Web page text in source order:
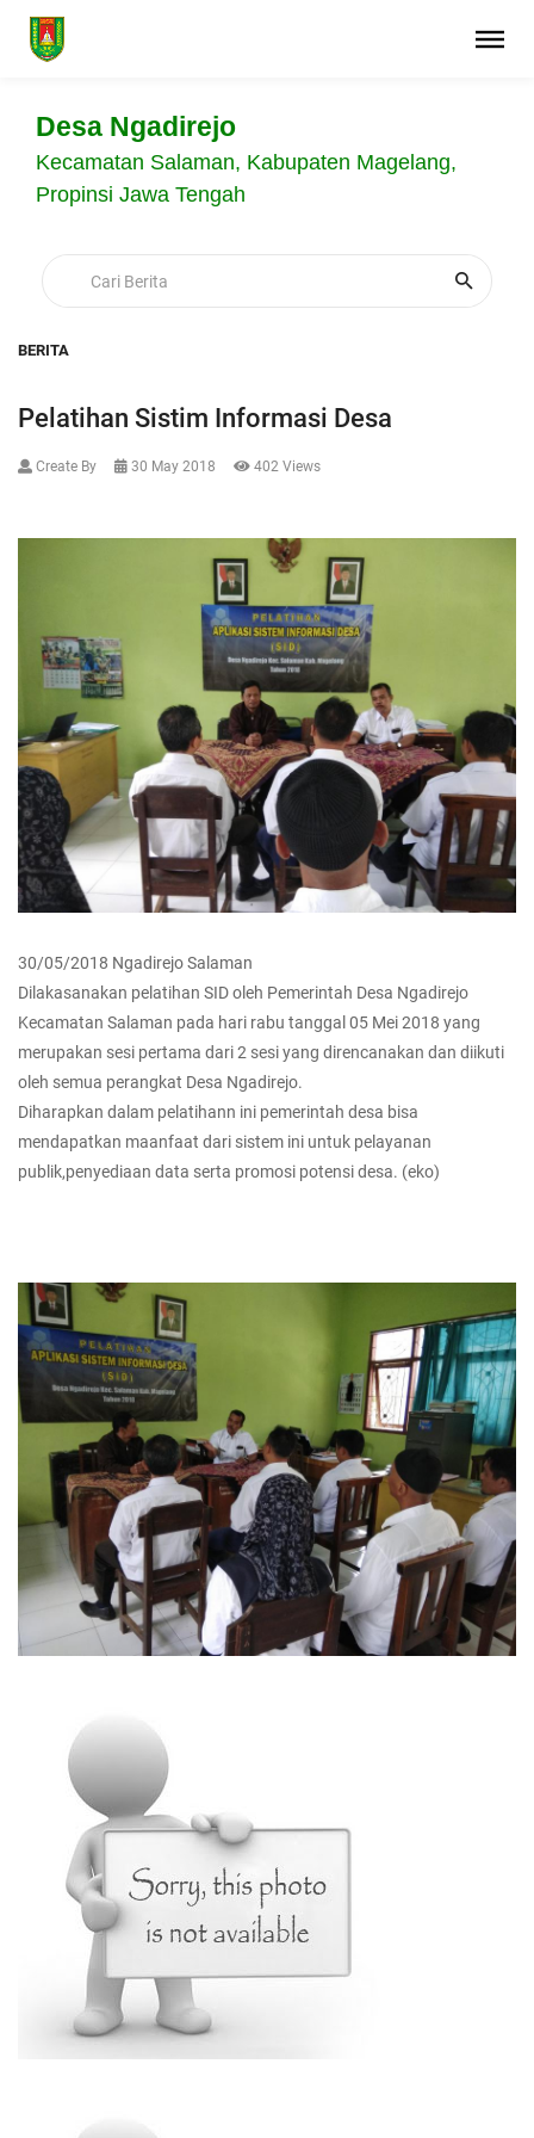
Desa Ngadirejo
Kecamatan Salaman, Kabupaten Magelang,
Propinsi Jawa Tengah
BERITA
Pelatihan Sistim Informasi Desa
Create By 30 May 2018 402 Views
30/05/2018 Ngadirejo Salaman
Dilakasanakan pelatihan SID oleh Pemerintah Desa Ngadirejo
Kecamatan Salaman pada hari rabu tanggal 05 Mei 2018 yang
merupakan sesi pertama dari 2 sesi yang direncanakan dan diikuti
oleh semua perangkat Desa Ngadirejo.
Diharapkan dalam pelatihann ini pemerintah desa bisa
mendapatkan maanfaat dari sistem ini untuk pelayanan
publik,penyediaan data serta promosi potensi desa. (eko)